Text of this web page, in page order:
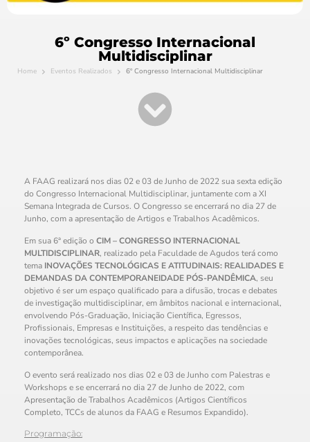
6º Congresso Internacional
Multidisciplinar
Home Eventos Realizados 6º Congresso Internacional Multidisciplinar
A FAAG realizará nos dias 02 e 03 de Junho de 2022 sua sexta edição
do Congresso Internacional Multidisciplinar, juntamente com a XI
Semana Integrada de Cursos. O Congresso se encerrará no dia 27 de
Junho, com a apresentação de Artigos e Trabalhos Acadêmicos.
Em sua 6ª edição o CIM – CONGRESSO INTERNACIONAL
MULTIDISCIPLINAR, realizado pela Faculdade de Agudos terá como
tema INOVAÇÕES TECNOLÓGICAS E ATITUDINAIS: REALIDADES E
DEMANDAS DA CONTEMPORANEIDADE PÓS-PANDÊMICA, seu
objetivo é ser um espaço qualificado para a difusão, trocas e debates
de investigação multidisciplinar, em âmbitos nacional e internacional,
envolvendo Pós-Graduação, Iniciação Científica, Egressos,
Profissionais, Empresas e Instituições, a respeito das tendências e
inovações tecnológicas, seus impactos e aplicações na sociedade
contemporânea.
O evento será realizado nos dias 02 e 03 de Junho com Palestras e
Workshops e se encerrará no dia 27 de Junho de 2022, com
Apresentação de Trabalhos Acadêmicos (Artigos Científicos
Completo, TCCs de alunos da FAAG e Resumos Expandido).
Programação: